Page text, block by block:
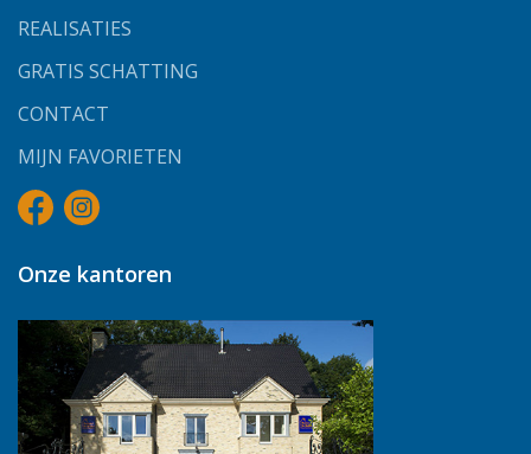
REALISATIES
GRATIS SCHATTING
CONTACT
MIJN FAVORIETEN
Onze kantoren